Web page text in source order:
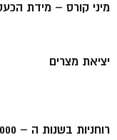
מיני קורס – מידת
יציאת מצרים
רוחניות בשנות ה – 2000